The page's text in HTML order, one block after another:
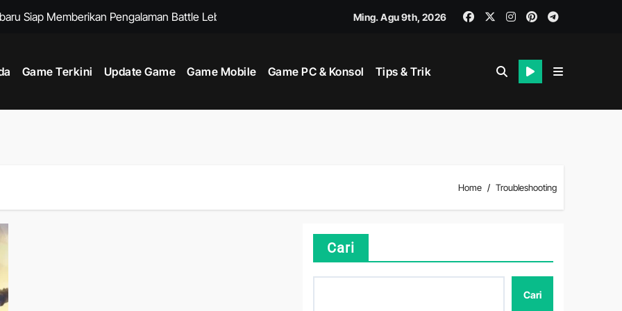
Siap Memberikan Pengalaman Battle Lebih Strategis
Loot Shooter Modern dengan Fitur Eksplorasi Lebih Mendalam
Salah Satu Sistem Pertarungan Mobile Paling Menarik
Pertarungan Medieval Cepat yang Mengubah Formula Fps
Pemula Hingga Pro Saat Melawan Boss Tersulit
Terkini dengan Cerita Kompleks dan Atmosfer Menawan
Ming. Agu 9th, 2026
Game Terkini Update Game Game Mobile Game PC & Konsol Tips & Trik
Home Troubleshooting
Cari
Cari